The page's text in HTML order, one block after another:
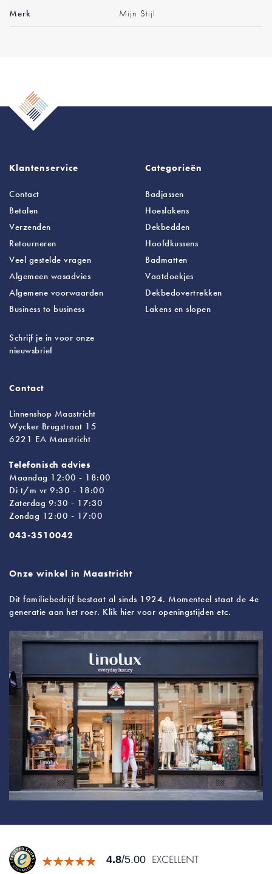
Meer
informatie
Merk Mijn Stijl
Klantenservice
Contact
Betalen
Verzenden
Retourneren
Veel gestelde vragen
Algemeen wasadvies
Algemene voorwaarden
Business to business
Schrijf je in voor onze
nieuwsbrief
Categorieën
Badjassen
Hoeslakens
Dekbedden
Hoofdkussens
Badmatten
Vaatdoekjes
Dekbedovertrekken
Lakens en slopen
Contact
Linnenshop Maastricht
Wycker Brugstraat 15
6221 EA Maastricht
Telefonisch advies
Maandag 12:00 - 18:00
Di t/m vr 9:30 - 18:00
Zaterdag 9:30 - 17:30
Zondag 12:00 - 17:00
043-3510042
Onze winkel in Maastricht
Dit familiebedrijf bestaat al sinds 1924. Momenteel staat de 4e
generatie aan het roer. Klik hier voor openingstijden etc.
4.8/5.00 EXCELLENT